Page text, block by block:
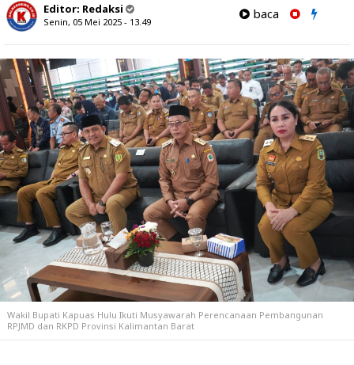
Editor: Redaksi
Senin, 05 Mei 2025 - 13.49
baca
Wakil Bupati Kapuas Hulu Ikuti Musyawarah Perencanaan Pembangunan
RPJMD dan RKPD Provinsi Kalimantan Barat